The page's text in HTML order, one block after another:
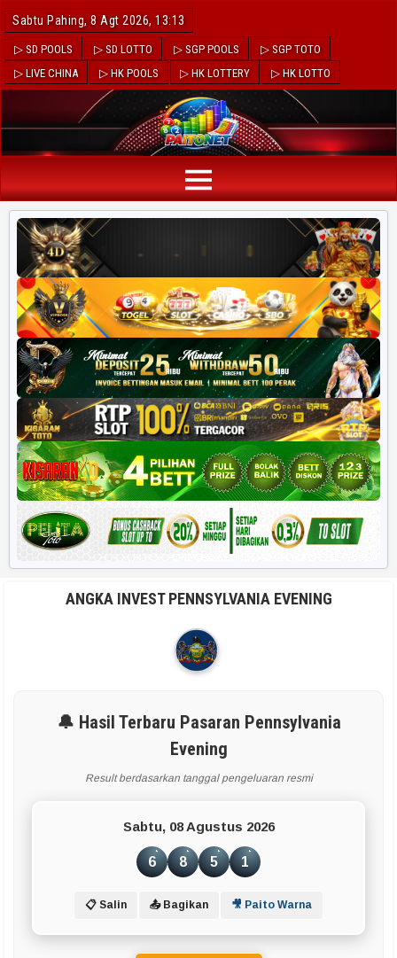
Sabtu Pahing, 8 Agt 2026, 13:13
▷ SD POOLS ▷ SD LOTTO ▷ SGP POOLS
▷ SGP TOTO
▷ LIVE CHINA
▷ HK POOLS ▷ HK LOTTERY ▷ HK LOTTO
ANGKA INVEST PENNSYLVANIA EVENING
🔔 Hasil Terbaru Pasaran Pennsylvania
Evening
Result berdasarkan tanggal pengeluaran resmi
Sabtu, 08 Agustus 2026
6 8 5 1
📋 Salin 📤 Bagikan 🎥 Paito Warna